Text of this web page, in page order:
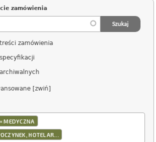
zamówienia
zamówienia
[zwiń]
×MEDYCZNA
HOTELAR...